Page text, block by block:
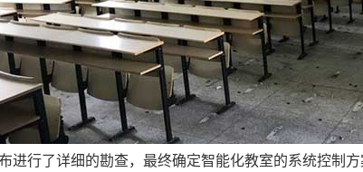
行了详细的勘查，最终确定智能化教室的系统控制方